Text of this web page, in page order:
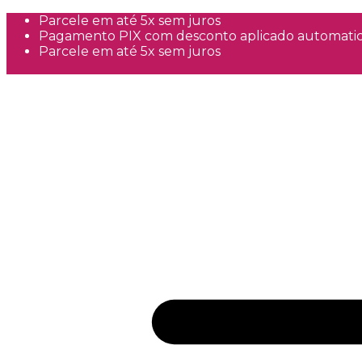
Parcele em até 5x sem juros
Pagamento PIX com desconto aplicado
Parcele em até 5x sem juros